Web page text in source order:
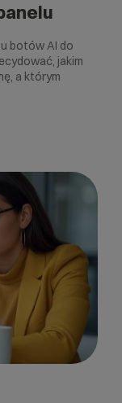
botów AI do
jakim
a którym